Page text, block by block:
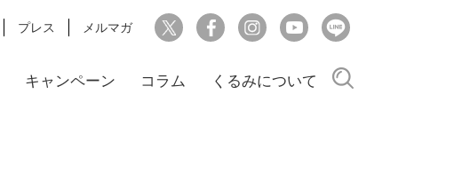
プレス メルマガ
キャンペーン コラム くるみについて